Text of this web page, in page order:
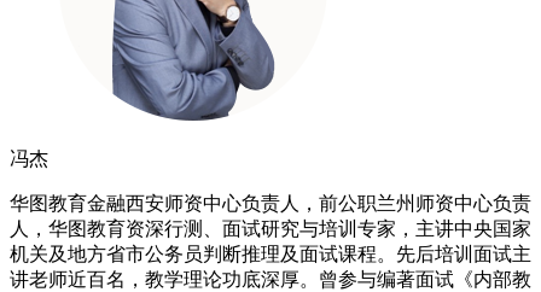
冯杰
华图教育金融西安师资中心负责人，前公职兰州师资中心负责
人，华图教育资深行测、面试研究与培训专家，主讲中央国家
机关及地方省市公务员判断推理及面试课程。先后培训面试主
讲老师近百名，教学理论功底深厚。曾参与编著面试《内部教